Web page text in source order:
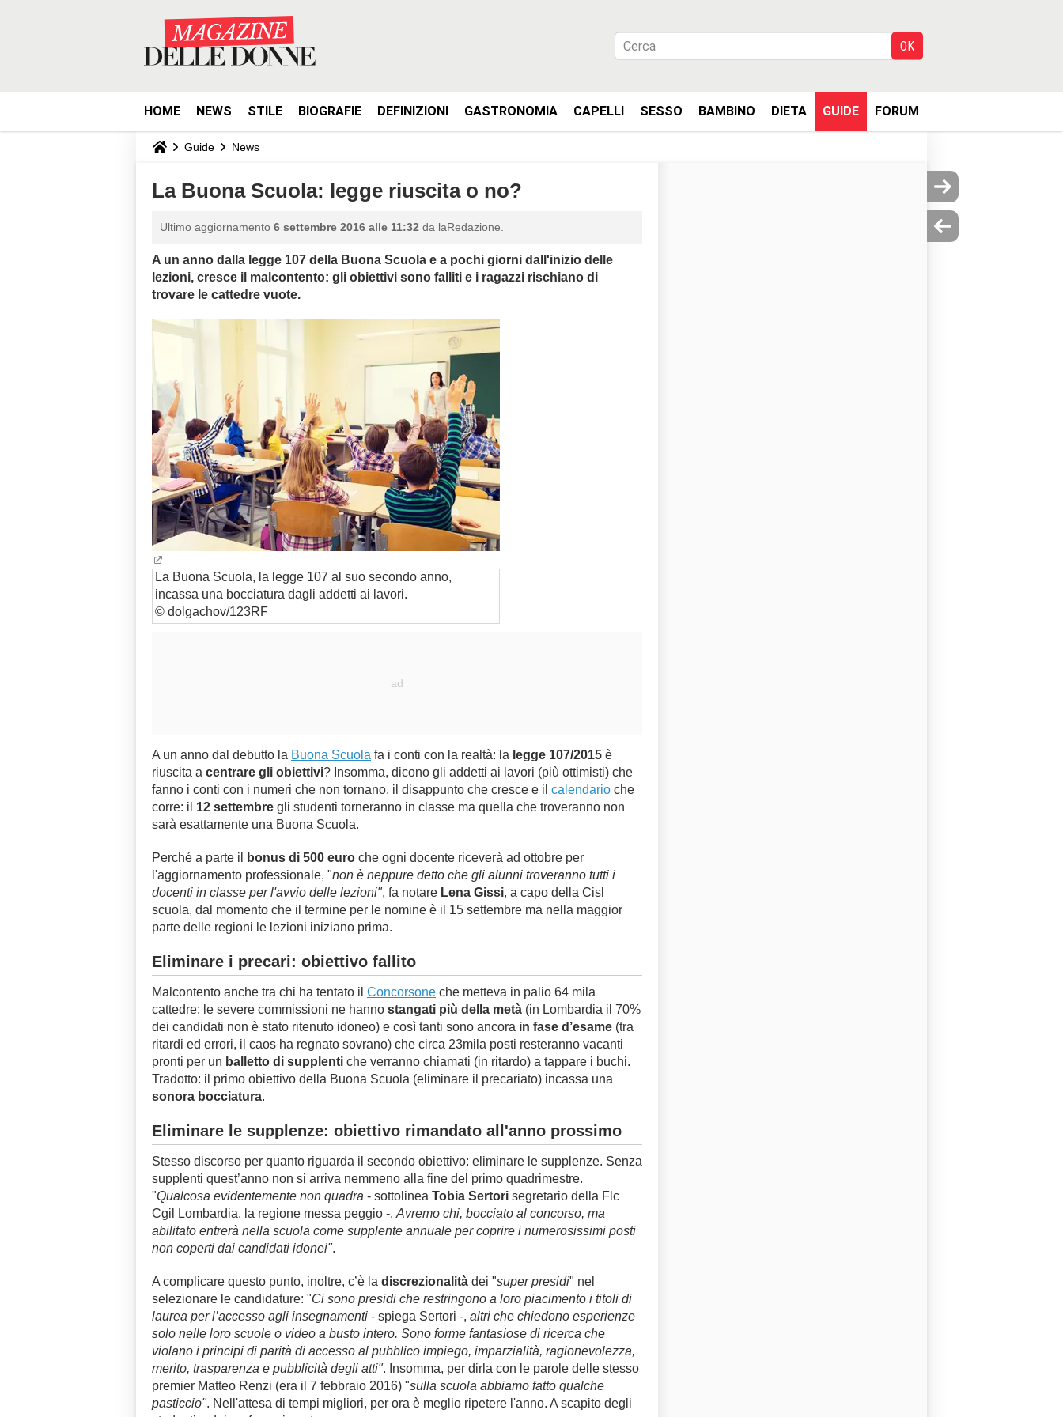
HOME NEWS STILE BIOGRAFIE DEFINIZIONI GASTRONOMIA CAPELLI SESSO BAMBINO DIETA GUIDE FORUM
Guide News
La Buona Scuola: legge riuscita o no?
Ultimo aggiornamento 6 settembre 2016 alle 11:32 da laRedazione.
A un anno dalla legge 107 della Buona Scuola e a pochi giorni dall'inizio delle
lezioni, cresce il malcontento: gli obiettivi sono falliti e i ragazzi rischiano di
trovare le cattedre vuote.
La Buona Scuola, la legge 107 al suo secondo anno,
incassa una bocciatura dagli addetti ai lavori.
© dolgachov/123RF
A un anno dal debutto la Buona Scuola fa i conti con la realtà: la legge 107/2015 è
riuscita a centrare gli obiettivi? Insomma, dicono gli addetti ai lavori (più ottimisti) che
fanno i conti con i numeri che non tornano, il disappunto che cresce e il calendario che
corre: il 12 settembre gli studenti torneranno in classe ma quella che troveranno non
sarà esattamente una Buona Scuola.
Perché a parte il bonus di 500 euro che ogni docente riceverà ad ottobre per
l'aggiornamento professionale, "non è neppure detto che gli alunni troveranno tutti i
docenti in classe per l'avvio delle lezioni", fa notare Lena Gissi, a capo della Cisl
scuola, dal momento che il termine per le nomine è il 15 settembre ma nella maggior
parte delle regioni le lezioni iniziano prima.
Eliminare i precari: obiettivo fallito
Malcontento anche tra chi ha tentato il Concorsone che metteva in palio 64 mila
cattedre: le severe commissioni ne hanno stangati più della metà (in Lombardia il 70%
dei candidati non è stato ritenuto idoneo) e così tanti sono ancora in fase d’esame (tra
ritardi ed errori, il caos ha regnato sovrano) che circa 23mila posti resteranno vacanti
pronti per un balletto di supplenti che verranno chiamati (in ritardo) a tappare i buchi.
Tradotto: il primo obiettivo della Buona Scuola (eliminare il precariato) incassa una
sonora bocciatura.
Eliminare le supplenze: obiettivo rimandato all'anno prossimo
Stesso discorso per quanto riguarda il secondo obiettivo: eliminare le supplenze. Senza
supplenti quest’anno non si arriva nemmeno alla fine del primo quadrimestre.
"Qualcosa evidentemente non quadra - sottolinea Tobia Sertori segretario della Flc
Cgil Lombardia, la regione messa peggio -. Avremo chi, bocciato al concorso, ma
abilitato entrerà nella scuola come supplente annuale per coprire i numerosissimi posti
non coperti dai candidati idonei".
A complicare questo punto, inoltre, c’è la discrezionalità dei "super presidi" nel
selezionare le candidature: "Ci sono presidi che restringono a loro piacimento i titoli di
laurea per l’accesso agli insegnamenti - spiega Sertori -, altri che chiedono esperienze
solo nelle loro scuole o video a busto intero. Sono forme fantasiose di ricerca che
violano i principi di parità di accesso al pubblico impiego, imparzialità, ragionevolezza,
merito, trasparenza e pubblicità degli atti". Insomma, per dirla con le parole delle stesso
premier Matteo Renzi (era il 7 febbraio 2016) "sulla scuola abbiamo fatto qualche
pasticcio". Nell'attesa di tempi migliori, per ora è meglio ripetere l'anno. A scapito degli